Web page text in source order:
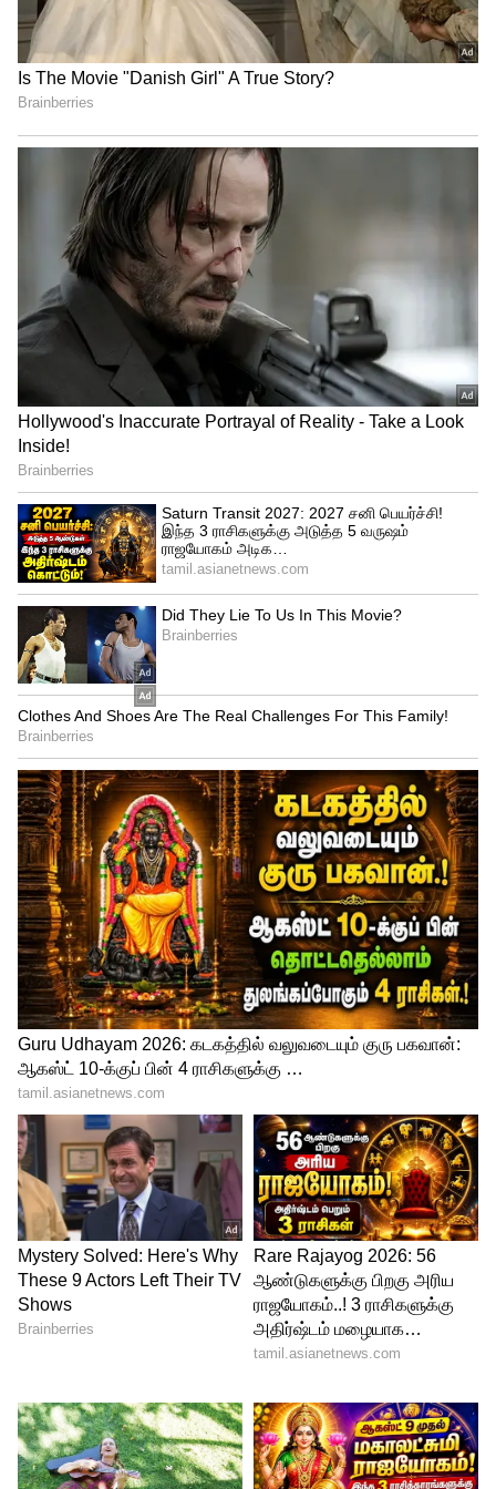
இயக்குநர் விஷ்ணு வர்தனிடம் உதவி
இயக்குநராக பணியாற்றிய காமினி இந்த
படத்தை எழுதி இயக்குகிறார். ஒளிப்பதிவு
பணிகளை ப்ரீத்தா ஜெயராமன்
மேற்கொள்ள கலை இயக்கத்தை
சண்முகராஜா கவனிக்க உள்ளார். மேலும்
இப்படம் பற்றிய அறிவிப்புகள் அடுத்தடுத்து
படக்குழுவினர் வெளியிட இருக்கிறார்கள்.
4
4
Nithya menon
விஜய், துல்கர் சல்மான், என பல முன்னணி
நடிகர்களுடனும்... வித்தியாசமான
கதைக்களங்களிலும் நடிக்க ஆர்வம் காட்டும்
நித்யா மேனன், முதல் முறையாக
ஃபேண்டஸி திரைப்படத்தில் நடிக்க
உள்ளதால், இப்படம் மீதான எதிர்பார்ப்பு
சற்று அதிகரித்து காணப்படுகிறது.
ஆத்தி நீங்களுமா.? கவர்ச்சி கோதாவில்
இறங்கிய அதிதி ஷங்கர்! குட்டை
கவுனில் அடிக்கிற லூட்டியை நீங்களே
LATEST VIDEOS